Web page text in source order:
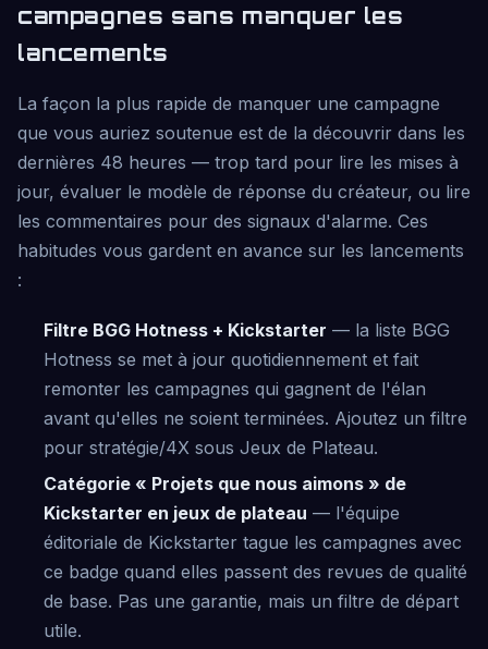
campagnes sans manquer les
lancements
La façon la plus rapide de manquer une campagne
que vous auriez soutenue est de la découvrir dans les
dernières 48 heures — trop tard pour lire les mises à
jour, évaluer le modèle de réponse du créateur, ou lire
les commentaires pour des signaux d'alarme. Ces
habitudes vous gardent en avance sur les lancements
:
Filtre BGG Hotness + Kickstarter — la liste BGG
Hotness se met à jour quotidiennement et fait
remonter les campagnes qui gagnent de l'élan
avant qu'elles ne soient terminées. Ajoutez un filtre
pour stratégie/4X sous Jeux de Plateau.
Catégorie « Projets que nous aimons » de
Kickstarter en jeux de plateau — l'équipe
éditoriale de Kickstarter tague les campagnes avec
ce badge quand elles passent des revues de qualité
de base. Pas une garantie, mais un filtre de départ
utile.